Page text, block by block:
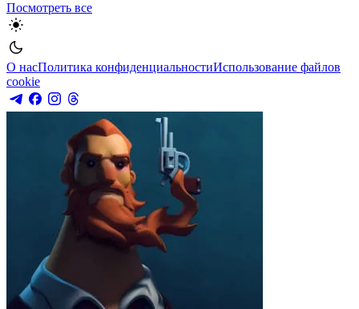
Посмотреть все
О насПолитика конфиденциальностиИспользование файлов
cookie